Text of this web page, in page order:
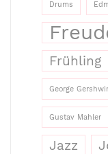
Drums
Frühling
George
Gustav Mahler
Jazz